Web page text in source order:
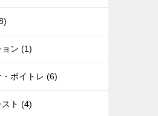
ョン (1)
・ボイトレ (6)
スト (4)